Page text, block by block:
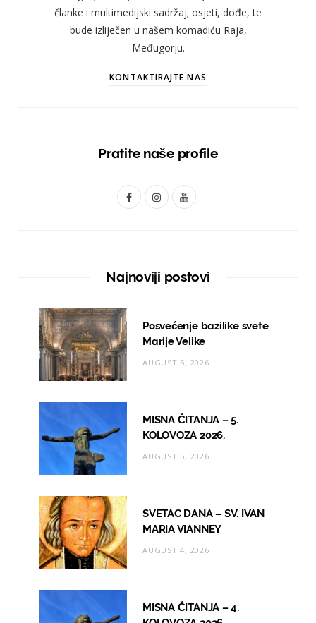
članke i multimedijski sadržaj; osjeti, dođe, te
bude izliječen u našem komadiću Raja,
Međugorju.
KONTAKTIRAJTE NAS
Pratite naše profile
F
I
t
r
a
Y
T
e
Najnoviji postovi
Posvećenje bazilike svete
Marije Velike
AUGUST 5, 2026
MISNA ČITANJA – 5.
KOLOVOZA 2026.
AUGUST 5, 2026
SVETAC DANA – SV. IVAN
MARIA VIANNEY
AUGUST 4, 2026
MISNA ČITANJA – 4.